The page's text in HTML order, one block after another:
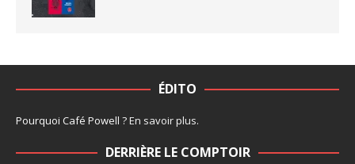
ÉDITO
Pourquoi Café Powell ?En savoir plus.
DERRIÈRE LE COMPTOIR